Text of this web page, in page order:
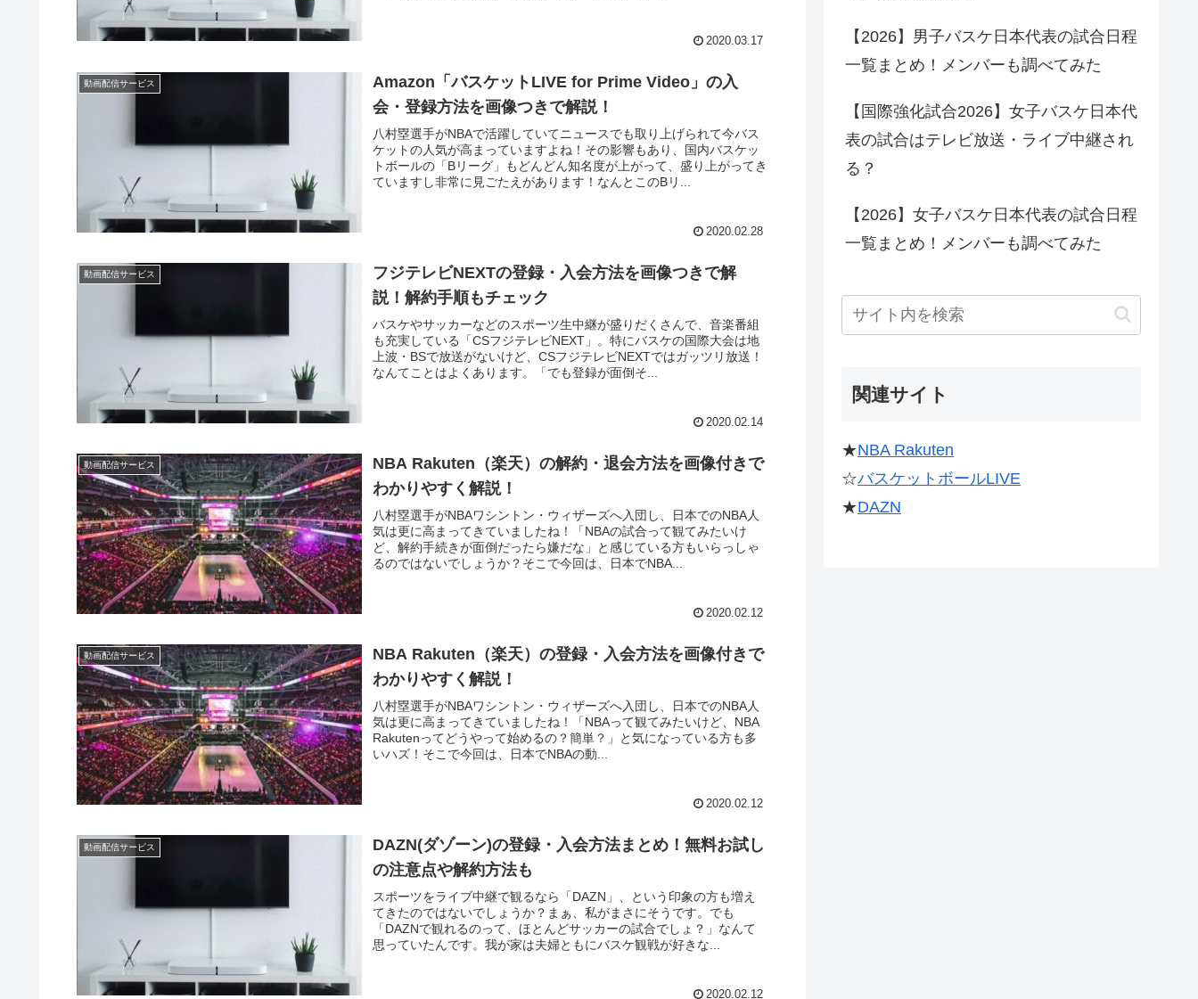
2020.03.17
動画配信サービス
Amazon「バスケットLIVE for Prime Video」の入
会・登録方法を画像つきで解説！
八村塁選手がNBAで活躍していてニュースでも取り上げられて今バス
ケットの人気が高まっていますよね！その影響もあり、国内バスケッ
トボールの「Bリーグ」もどんどん知名度が上がって、盛り上がってき
ていますし非常に見ごたえがあります！なんとこのBリ...
2020.02.28
動画配信サービス
フジテレビNEXTの登録・入会方法を画像つきで解
説！解約手順もチェック
バスケやサッカーなどのスポーツ生中継が盛りだくさんで、音楽番組
も充実している「CSフジテレビNEXT」。特にバスケの国際大会は地
上波・BSで放送がないけど、CSフジテレビNEXTではガッツリ放送！
なんてことはよくあります。「でも登録が面倒そ...
2020.02.14
動画配信サービス
NBA Rakuten（楽天）の解約・退会方法を画像付きで
わかりやすく解説！
八村塁選手がNBAワシントン・ウィザーズへ入団し、日本でのNBA人
気は更に高まってきていましたね！「NBAの試合って観てみたいけ
ど、解約手続きが面倒だったら嫌だな」と感じている方もいらっしゃ
るのではないでしょうか？そこで今回は、日本でNBA...
2020.02.12
動画配信サービス
NBA Rakuten（楽天）の登録・入会方法を画像付きで
わかりやすく解説！
八村塁選手がNBAワシントン・ウィザーズへ入団し、日本でのNBA人
気は更に高まってきていましたね！「NBAって観てみたいけど、NBA
Rakutenってどうやって始めるの？簡単？」と気になっている方も多
いハズ！そこで今回は、日本でNBAの動...
2020.02.12
動画配信サービス
DAZN(ダゾーン)の登録・入会方法まとめ！無料お試し
の注意点や解約方法も
スポーツをライブ中継で観るなら「DAZN」、という印象の方も増え
てきたのではないでしょうか？まぁ、私がまさにそうです。でも
「DAZNで観れるのって、ほとんどサッカーの試合でしょ？」なんて
思っていたんです。我が家は夫婦ともにバスケ観戦が好きな...
2020.02.12
【2026】男子バスケ日本代表の試合日程
一覧まとめ！メンバーも調べてみた
【国際強化試合2026】女子バスケ日本代
表の試合はテレビ放送・ライブ中継され
る？
【2026】女子バスケ日本代表の試合日程
一覧まとめ！メンバーも調べてみた
関連サイト
★NBA Rakuten
☆バスケットボールLIVE
★DAZN